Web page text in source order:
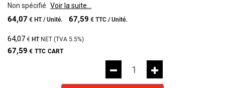
Non spécifié Voir la suite...
64,07 € HT /Unité. 67,59 € TTC /Unité.
64,07 € HTNET (TVA 5.5%)
67,59 € TTC CART